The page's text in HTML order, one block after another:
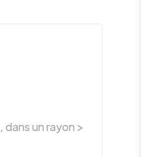
, dans un rayon >